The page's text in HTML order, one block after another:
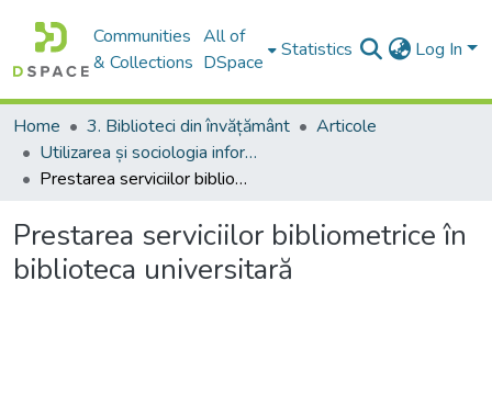
Communities
& Collections
All of
DSpace
Statistics Log In
Home 3. Biblioteci din învățământ
Articole
Utilizarea și sociologia informației
Prestarea serviciilor bibliometrice în biblioteca universitară
Prestarea serviciilor bibliometrice în
biblioteca universitară